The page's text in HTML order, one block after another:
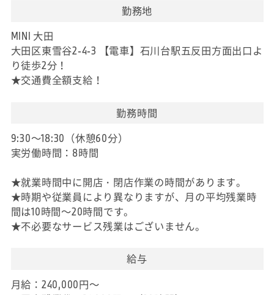
勤務地
MINI 大田
大田区東雪谷2-4-3 【電車】石川台駅五反田方面出口よ
り徒歩2分！
★交通費全額支給！
勤務時間
9:30～18:30（休憩60分）
実労働時間：8時間
★就業時間中に開店・閉店作業の時間があります。
★時期や従業員により異なりますが、月の平均残業時
間は10時間～20時間です。
★不必要なサービス残業はございません。
給与
月給：240,000円～